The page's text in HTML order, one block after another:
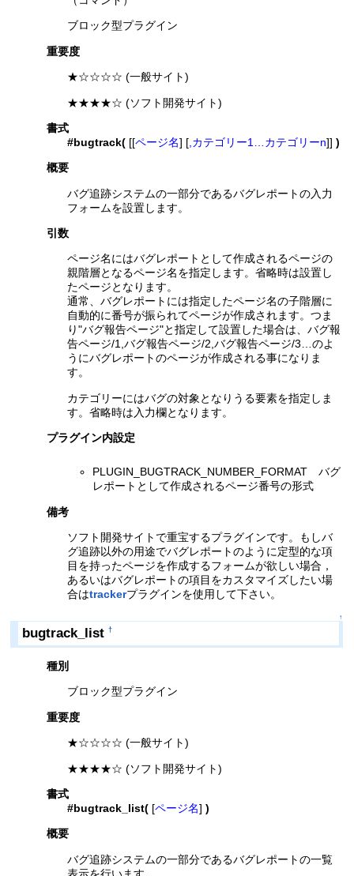
ブロック型プラグイン
重要度
★☆☆☆☆ (一般サイト)
★★★★☆ (ソフト開発サイト)
書式
#bugtrack([[ページ名] [,カテゴリー1…カテゴリーn]] )
概要
バグ追跡システムの一部分であるバグレポートの入力
フォームを設置します。
引数
ページ名にはバグレポートとして作成されるページの
親階層となるページ名を指定します。省略時は設置し
たページとなります。
通常、バグレポートには指定したページ名の子階層に
自動的に番号が振られてページが作成されます。つま
り"バグ報告ページ"と指定して設置した場合は、バグ報
告ページ/1,バグ報告ページ/2,バグ報告ページ/3…のよ
うにバグレポートのページが作成される事になりま
す。
カテゴリーにはバグの対象となりうる要素を指定しま
す。省略時は入力欄となります。
プラグイン内設定
PLUGIN_BUGTRACK_NUMBER_FORMAT バグ
レポートとして作成されるページ番号の形式
備考
ソフト開発サイトで重宝するプラグインです。もしバ
グ追跡以外の用途でバグレポートのように定型的な項
目を持ったページを作成するフォームが欲しい場合，
あるいはバグレポートの項目をカスタマイズしたい場
合はtrackerプラグインを使用して下さい。
↑
bugtrack_list †
種別
ブロック型プラグイン
重要度
★☆☆☆☆ (一般サイト)
★★★★☆ (ソフト開発サイト)
書式
#bugtrack_list([ページ名] )
概要
バグ追跡システムの一部分であるバグレポートの一覧